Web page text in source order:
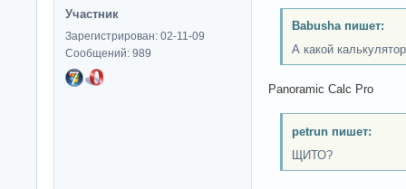
Участник
Зарегистрирован: 02-11-09
Сообщений: 989
Babusha пишет:
А какой
Panoramic Calc Pro
petrun пишет:
ЩИТО?